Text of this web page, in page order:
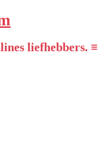
liefhebbers. ≡